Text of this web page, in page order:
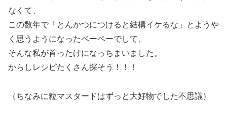
なくて、
この数年で「とんかつにつけると結構イケるな」とようや
く思うようになったペーペーでして、
そんな私が首ったけになっちまいました。
からしレシピたくさん探そう！！！
（ちなみに粒マスタードはずっと大好物でした不思議）